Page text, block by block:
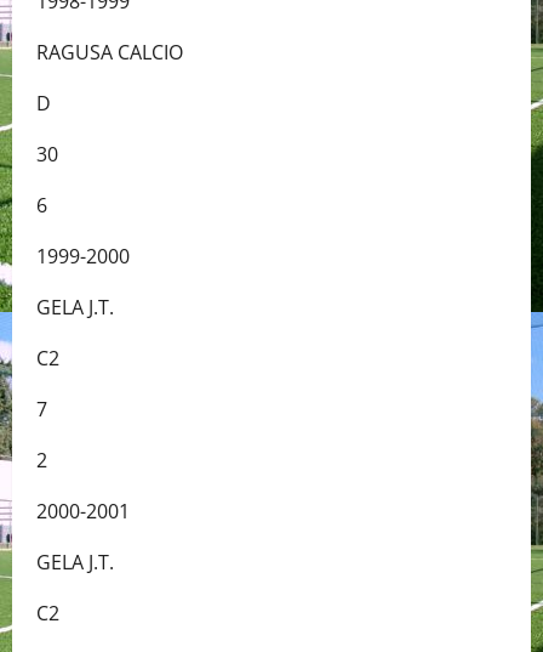
RAGUSA CALCIO
D
30
6
1999-2000
GELA J.T.
C2
7
2
2000-2001
GELA J.T.
C2